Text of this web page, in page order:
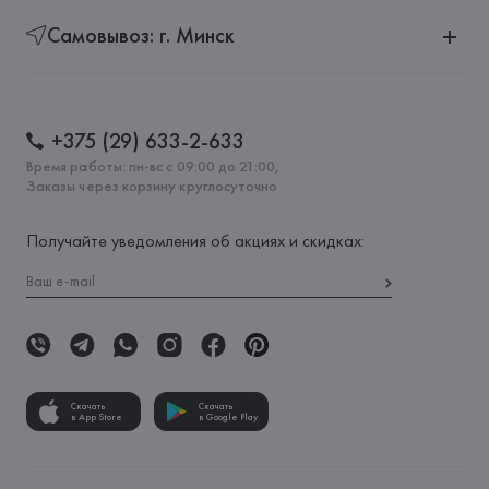
Самовывоз: г. Минск
+375 (29) 633-2-633
Время работы: пн-вс с 09:00 до 21:00,
Заказы через корзину круглосуточно
Получайте уведомления об акциях и скидках:
Скачать
в App Store
Скачать
в Google Play